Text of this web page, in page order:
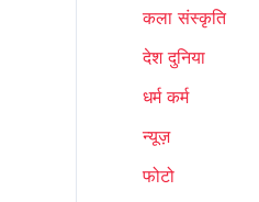
कला संस्कृति
देश दुनिया
धर्म कर्म
न्यूज़
फोटो